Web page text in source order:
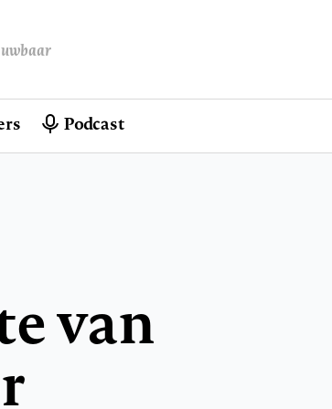
Podcast
van